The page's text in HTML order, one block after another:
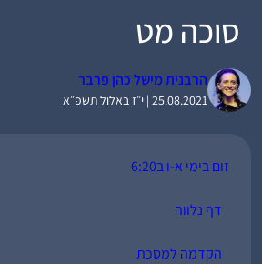
סוכה מט
הרבנית מישל כהן פרבר
25.08.2021 | י״ז באלול תשפ״א
זום בימי א-ו ב6:20
דף נלווה
הקדמה למסכת